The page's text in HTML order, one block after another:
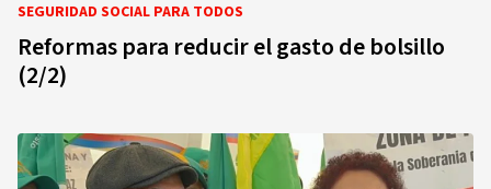
SEGURIDAD SOCIAL PARA TODOS
Reformas para reducir el gasto de bolsillo
(2/2)